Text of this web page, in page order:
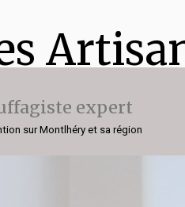
expert
sur Montlhéry et sa région